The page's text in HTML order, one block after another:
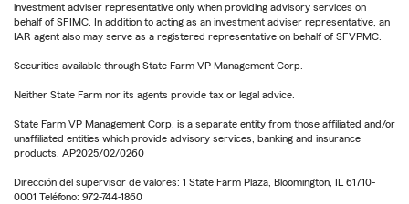
investment adviser representative only when providing advisory services on
behalf of SFIMC. In addition to acting as an investment adviser representative, an
IAR agent also may serve as a registered representative on behalf of SFVPMC.
Securities available through State Farm VP Management Corp.
Neither State Farm nor its agents provide tax or legal advice.
State Farm VP Management Corp. is a separate entity from those affiliated and/or
unaffiliated entities which provide advisory services, banking and insurance
products. AP2025/02/0260
Dirección del supervisor de valores: 1 State Farm Plaza, Bloomington, IL 61710-
0001 Teléfono: 972-744-1860